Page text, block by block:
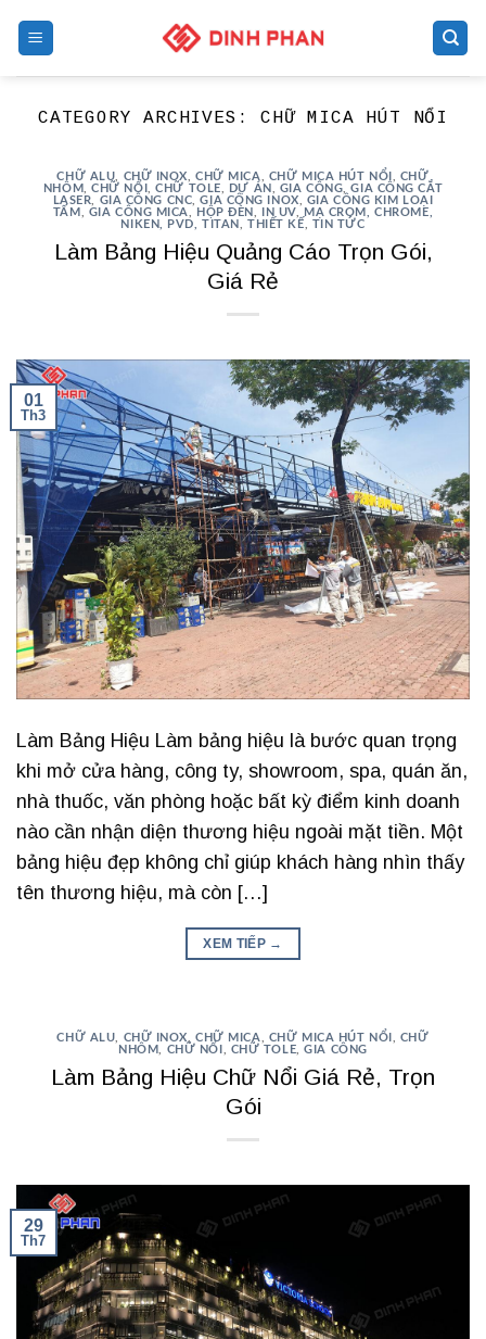
CATEGORY ARCHIVES:CHỮ MICA HÚT NỔI
CHỮ ALU CHỮ INOX ,CHỮ MICA CHỮ MICA HÚT NỔI
CHỮ
NHÔM ,CHỮ NỔI ,CHỮ TOLE DỰ ÁN GIA CÔNG ,GIA CÔNG CẮT
LASER
GIA CÔNG CNC ,GIA CÔNG INOX
GIA CÔNG KIM LOẠI
TẤM
GIA CÔNG MICA HỘP ĐÈN IN UV,
MẠ CROM, CHROME,
NIKEN, PVD, TITAN
,THIẾT KẾ TIN TỨC
Làm Bảng Hiệu Quảng Cáo Trọn Gói,
Giá Rẻ
01
Th3
Làm Bảng Hiệu Làm bảng hiệu là bước quan trọng
khi mở cửa hàng, công ty, showroom, spa, quán ăn,
nhà thuốc, văn phòng hoặc bất kỳ điểm kinh doanh
nào cần nhận diện thương hiệu ngoài mặt tiền. Một
bảng hiệu đẹp không chỉ giúp khách hàng nhìn thấy
tên thương hiệu, mà còn […]
XEM TIẾP →
CHỮ ALU CHỮ INOX ,CHỮ MICA CHỮ MICA HÚT NỔI
CHỮ
NHÔM
CHỮ NỔI CHỮ TOLE ,GIA CÔNG
Làm Bảng Hiệu Chữ Nổi Giá Rẻ, Trọn
Gói
29
Th7